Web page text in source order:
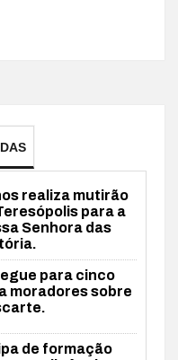
realiza mutirão
para a
Senhora das
para cinco
moradores sobre
de formação